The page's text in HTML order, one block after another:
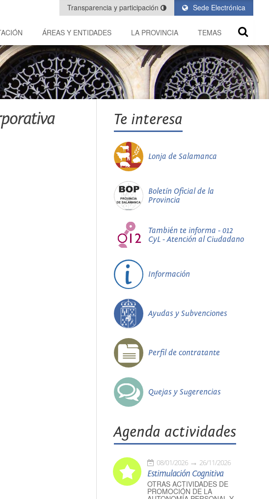
Sede Electrónica
Transparencia y participación
ÁREAS Y ENTIDADES LA PROVINCIA TEMAS
Te interesa
Lonja de Salamanca
Boletín Oficial de la
Provincia
También te informa - 012
CyL - Atención al Ciudadano
Información
Ayudas y Subvenciones
Perfil de contratante
Quejas y Sugerencias
Agenda actividades
08/01/2026 26/11/2026
Estimulación Cognitiva
OTRAS ACTIVIDADES DE
PROMOCIÓN DE LA